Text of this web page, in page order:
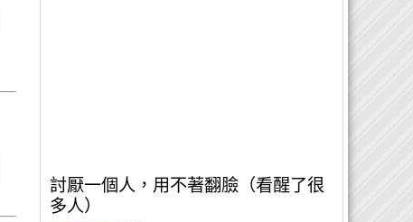
討厭一個人，用不著翻臉（看醒了很
多人）